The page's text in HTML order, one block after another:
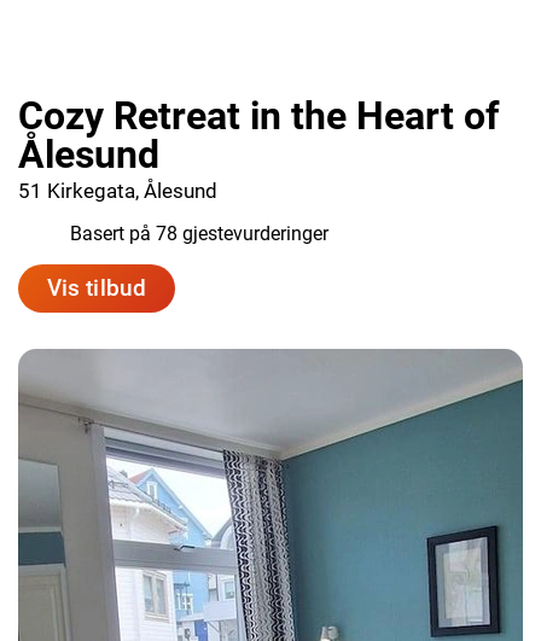
Cozy Retreat in the Heart of
Ålesund
51 Kirkegata, Ålesund
Basert på 78 gjestevurderinger
Vis tilbud